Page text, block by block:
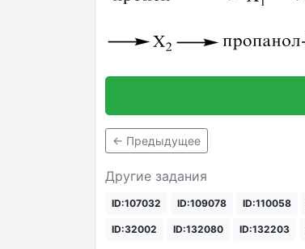
← Предыдущее
Другие задания
ID:107032 ID:109078 ID:110058
ID:32002 ID:132080 ID:132203